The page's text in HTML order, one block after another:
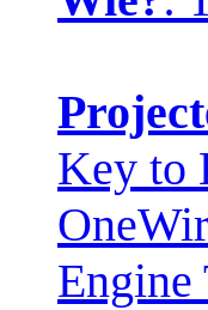
Key to
Engine